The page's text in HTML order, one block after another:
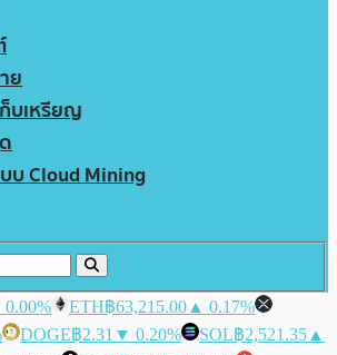
ย
ก็บเหรียญ
บ Cloud Mining
ETH฿63,215.00 ▲ 0.17%
DOGE฿2.31 ▼ 0.20% SOL฿2,521.35 ▲